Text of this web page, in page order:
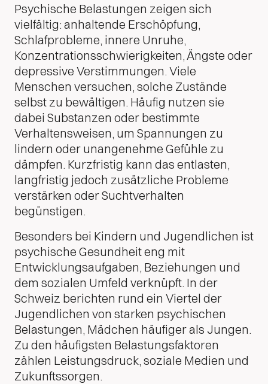
Psychische Belastungen zeigen sich
vielfältig: anhaltende Erschöpfung,
Schlafprobleme, innere Unruhe,
Konzentrationsschwierigkeiten, Ängste oder
depressive Verstimmungen. Viele
Menschen versuchen, solche Zustände
selbst zu bewältigen. Häufig nutzen sie
dabei Substanzen oder bestimmte
Verhaltensweisen, um Spannungen zu
lindern oder unangenehme Gefühle zu
dämpfen. Kurzfristig kann das entlasten,
langfristig jedoch zusätzliche Probleme
verstärken oder Suchtverhalten
begünstigen.
Besonders bei Kindern und Jugendlichen ist
psychische Gesundheit eng mit
Entwicklungsaufgaben, Beziehungen und
dem sozialen Umfeld verknüpft. In der
Schweiz berichten rund ein Viertel der
Jugendlichen von starken psychischen
Belastungen, Mädchen häufiger als Jungen.
Zu den häufigsten Belastungsfaktoren
zählen Leistungsdruck, soziale Medien und
Zukunftssorgen.